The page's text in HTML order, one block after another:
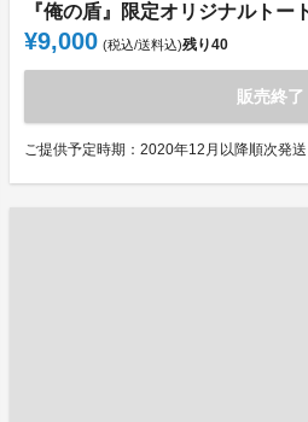
『俺の盾』限定オリジナルト
¥9,000 (税込/送料込)残り40
販売終了
ご提供予定時期：2020年12月以降順次発送